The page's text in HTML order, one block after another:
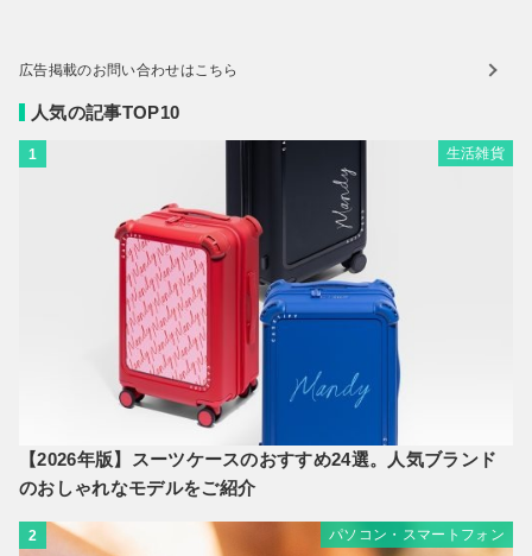
広告掲載のお問い合わせはこちら
人気の記事TOP10
1 生活雑貨
【2026年版】スーツケースのおすすめ24選。人気ブランド
のおしゃれなモデルをご紹介
2 パソコン・スマートフォン